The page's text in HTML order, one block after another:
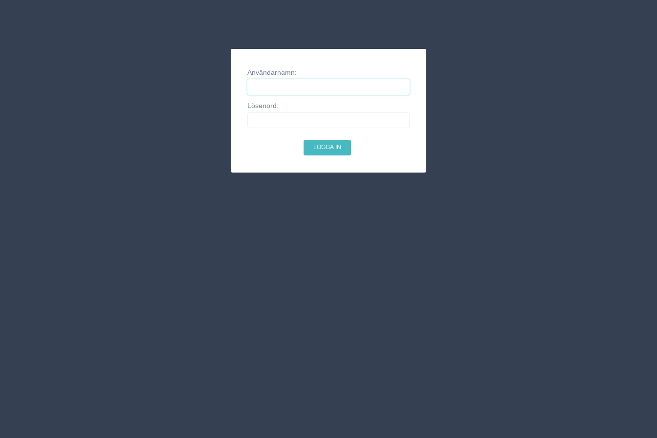
Användarnamn:
Lösenord: